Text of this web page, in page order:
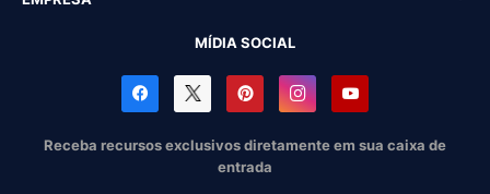
MÍDIA SOCIAL
Receba recursos exclusivos diretamente em sua caixa de
entrada